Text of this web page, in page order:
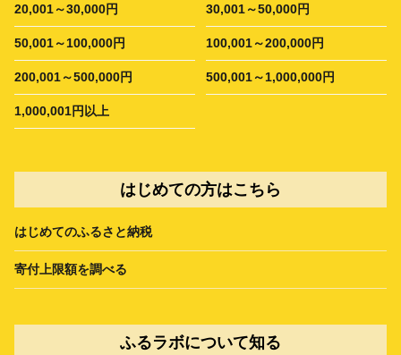
20,001～30,000円 30,001～50,000円
50,001～100,000円 100,001～200,000円
200,001～500,000円 500,001～1,000,000円
1,000,001円以上
はじめての方はこちら
はじめてのふるさと納税
寄付上限額を調べる
ふるラボについて知る